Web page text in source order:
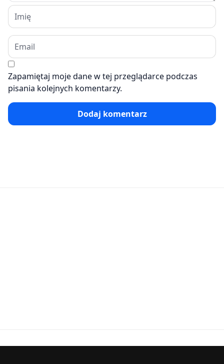
Zapamiętaj moje dane w tej przeglądarce podczas
pisania kolejnych komentarzy.
Dodaj komentarz